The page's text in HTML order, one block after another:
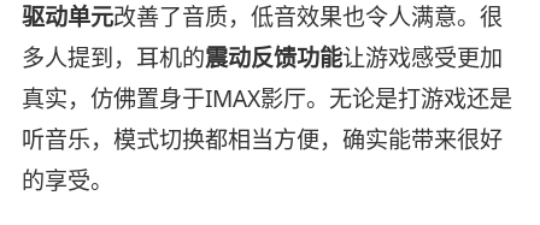
驱动单元改善了音质，低音效果也令人满意。很
多人提到，耳机的震动反馈功能让游戏感受更加
真实，仿佛置身于IMAX影厅。无论是打游戏还是
听音乐，模式切换都相当方便，确实能带来很好
的享受。